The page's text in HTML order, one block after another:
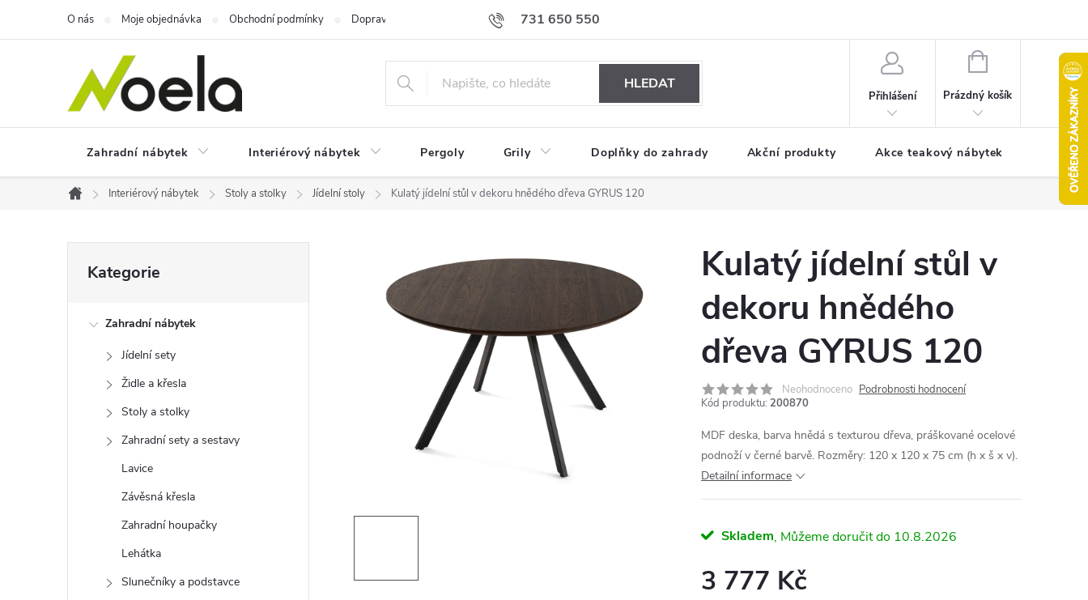
731 650 550
O nás Moje objednávka Obchodní podmínky Doprava nábytku k Vám Podmínky ochrany osobních údajů
HLEDAT
Přihlášení
NÁKUPNÍ
Prázdný košík
Zahradní nábytek Interiérový nábytek Pergoly Grily Doplňky do zahrady Akční produkty Akce teakový nábytek
Domů
Interiérový nábytek Stoly a stolky Jídelní stoly Kulatý jídelní stůl v dekoru hnědého dřeva GYRUS 120
kategorie
Kategorie
Zahradní nábytek
Jídelní sety
Židle a křesla
Stoly a stolky
Zahradní sety a sestavy
Lavice
Závěsná křesla
Zahradní houpačky
Lehátka
Slunečníky a podstavce
Kulatý jídelní stůl v
dekoru hnědého
dřeva GYRUS 120
Neohodnoceno Podrobnosti hodnocení
Kód produktu: 200870
MDF deska, barva hnědá s texturou dřeva, práškované ocelové
podnoží v černé barvě. Rozměry: 120 x 120 x 75 cm (h x š x v).
Detailní informace
Skladem 10.8.2026
3 777 Kč